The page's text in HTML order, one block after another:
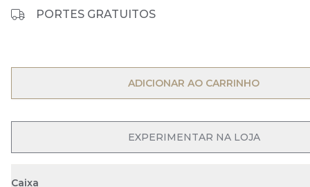
PORTES GRATUITOS
ADICIONAR AO CARRINHO
EXPERIMENTAR NA LOJA
Caixa